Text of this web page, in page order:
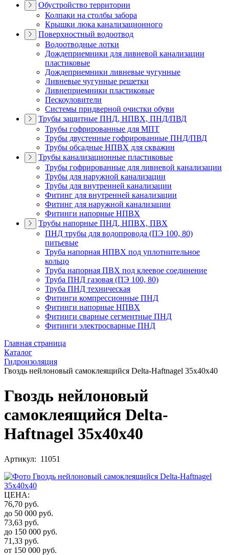
Обустройство территории
Колпаки на столбы забора
Крышки люка канализационного
Поверхностный водоотвод
Водоотводные лотки
Дождеприемники для ливневой канализации
пластиковые
Дождеприемники ливневые чугунные
Ливневые чугунные решетки
Ливнеприемники пластиковые
Пескоуловители
Системы придверной очистки обуви
Трубы защитные ПНД, НПВХ, ПНД/ПВД
Трубы гофрированные для МПТ
Трубы двустенные гофрированные ПНД/ПВД
Трубы обсадные НПВХ для скважин
Трубы канализационные пластиковые
Трубы гофрированные для ливневой канализации
Трубы для наружной канализации
Трубы для внутренней канализации
Фитинг для внутренней канализации
Фитинг для наружной канализации
Фитинги напорные НПВХ
Трубы напорные ПНД, НПВХ, ПВХ
ПНД трубы для водопровода (ПЭ 100, 80)
питьевые
Труба напорная НПВХ под уплотнительное
кольцо
Труба напорная ПВХ под клеевое соединение
Труба ПНД газовая (ПЭ 100, 80)
Труба ПНД техническая
Фитинги компрессионные ПНД
Фитинги напорные НПВХ
Фитинги сварные сегментные ПНД
Фитинги электросварные ПНД
Главная страница
Каталог
Гидроизоляция
Гвоздь нейлоновый самоклеящийся Delta-Haftnagel 35х40х40
Гвоздь нейлоновый
самоклеящийся Delta-
Haftnagel 35х40х40
Артикул: 11051
ЦЕНА:
76,70 руб.
до 50 000 руб.
73,63 руб.
до 150 000 руб.
71,33 руб.
от 150 000 руб.